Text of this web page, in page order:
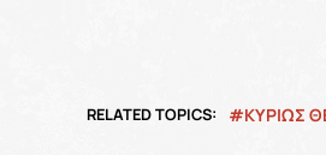
RELATED TOPICS: ΚΥΡΙΩΣ